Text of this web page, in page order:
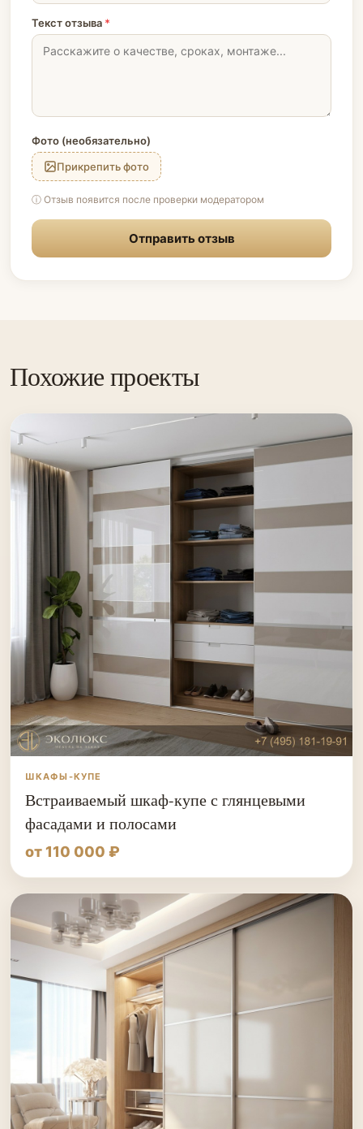
Текст отзыва *
Фото (необязательно)
Прикрепить фото
ⓘ Отзыв появится после проверки модератором
Отправить отзыв
Похожие проекты
ШКАФЫ-КУПЕ
Встраиваемый шкаф-купе с глянцевыми
фасадами и полосами
от 110 000 ₽